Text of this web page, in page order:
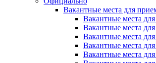
Вакантные места для
Вакантные места
Вакантные места
Вакантные места
Вакантные места
Вакантные места